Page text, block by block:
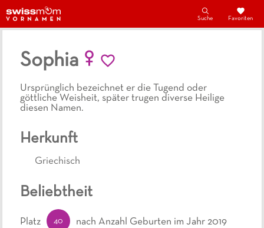
Suche Favoriten
Sophia
Ursprünglich bezeichnet er die Tugend oder
göttliche Weisheit, später trugen diverse Heilige
diesen Namen.
Herkunft
Griechisch
Beliebtheit
Platz 40 nach Anzahl Geburten im Jahr 2019